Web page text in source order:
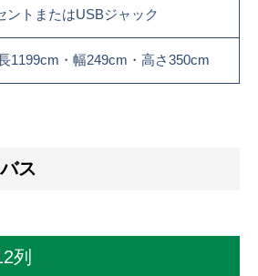
ントまたはUSBジャック
1199cm・幅249cm・高さ350cm
ス
列